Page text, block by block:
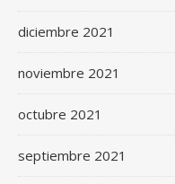
diciembre 2021
noviembre 2021
octubre 2021
septiembre 2021